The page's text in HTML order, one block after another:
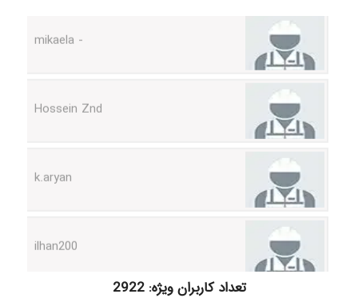
تعداد کاربران ویژه: 2922